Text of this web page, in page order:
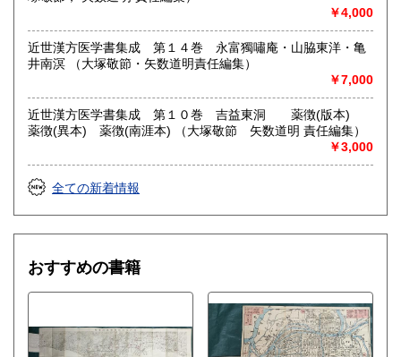
￥4,000
近世漢方医学書集成 第１４巻 永富獨嘯庵・山脇東洋・亀
井南溟 （大塚敬節・矢数道明責任編集）
￥7,000
近世漢方医学書集成 第１０巻 吉益東洞 薬徴(版本)
薬徴(異本) 薬徴(南涯本) （大塚敬節 矢数道明 責任編集）
￥3,000
全ての新着情報
おすすめの書籍